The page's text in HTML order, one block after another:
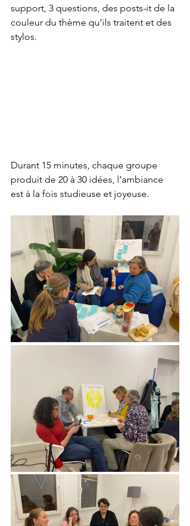
support, 3 questions, des posts-it de la
couleur du thème qu’ils traitent et des
stylos.
Durant 15 minutes, chaque groupe
produit de 20 à 30 idées, l’ambiance
est à la fois studieuse et joyeuse.